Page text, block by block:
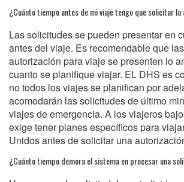
¿Cuánto tiempo antes de mi viaje tengo que solicitar
Las solicitudes se pueden presentar en
antes del viaje. Es recomendable que
autorización para viaje se presenten lo
cuanto se planifique viajar. EL DHS es
no todos los viajes se planifican por
acomodarán las solicitudes de último
viajes de emergencia. A los viajeros
exige tener planes específicos para
Unidos antes de solicitar una
¿Cuánto tiempo demora el sistema en procesar una